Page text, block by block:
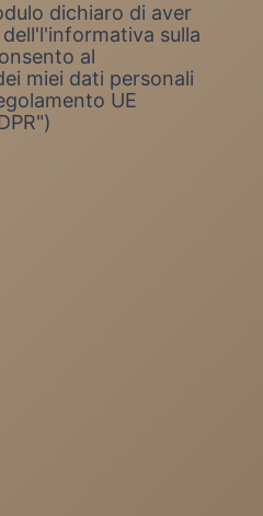
dichiaro di aver
sulla
al
miei dati personali
UE